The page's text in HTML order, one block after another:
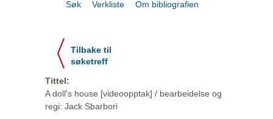
Søk Verkliste Om bibliografien
Tilbake til
søketreff
Tittel:
A doll's house [videoopptak] / bearbeidelse og
regi: Jack Sbarbori